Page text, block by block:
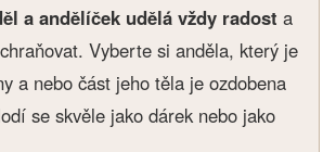
a andělíček udělá vždy radost a
Vyberte si anděla, který je
a nebo část jeho těla je ozdobena
se skvěle jako dárek nebo jako